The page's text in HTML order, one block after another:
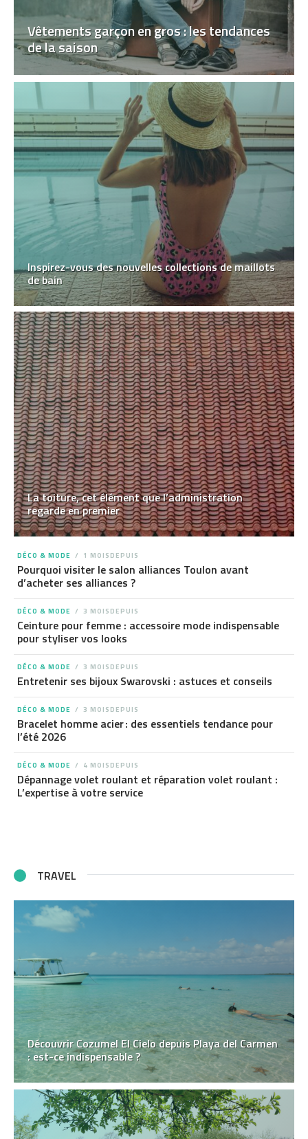
Vêtements garçon en gros : les tendances
de la saison
Inspirez-vous des nouvelles collections de maillots
de bain
La toiture, cet élément que l’administration
regarde en premier
DÉCO & MODE 1 MOISDEPUIS
Pourquoi visiter le salon alliances Toulon avant
d’acheter ses alliances ?
DÉCO & MODE 3 MOISDEPUIS
Ceinture pour femme : accessoire mode indispensable
pour styliser vos looks
DÉCO & MODE 3 MOISDEPUIS
Entretenir ses bijoux Swarovski : astuces et conseils
DÉCO & MODE 3 MOISDEPUIS
Bracelet homme acier : des essentiels tendance pour
l’été 2026
DÉCO & MODE 4 MOISDEPUIS
Dépannage volet roulant et réparation volet roulant :
L’expertise à votre service
TRAVEL
Découvrir Cozumel El Cielo depuis Playa del Carmen
: est-ce indispensable ?